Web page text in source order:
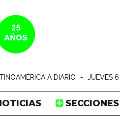
A DIARIO - JUEVES
SECCIONES